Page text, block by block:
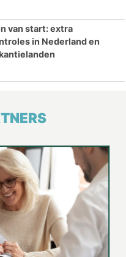
van start: extra
in Nederland en